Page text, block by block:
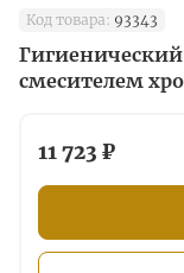
Код товара: 93343
смесителем
11 723 ₽